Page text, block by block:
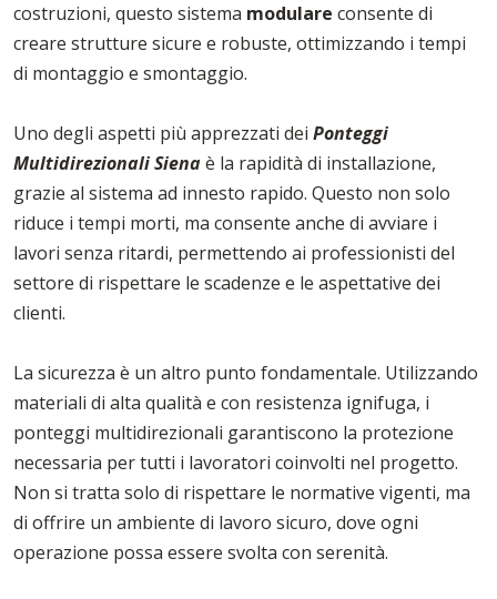
costruzioni, questo sistema modulare consente di
creare strutture sicure e robuste, ottimizzando i tempi
di montaggio e smontaggio.
Uno degli aspetti più apprezzati dei Ponteggi
Multidirezionali Sienaè la rapidità di installazione,
grazie al sistema ad innesto rapido. Questo non solo
riduce i tempi morti, ma consente anche di avviare i
lavori senza ritardi, permettendo ai professionisti del
settore di rispettare le scadenze e le aspettative dei
clienti.
La sicurezza è un altro punto fondamentale. Utilizzando
materiali di alta qualità e con resistenza ignifuga, i
ponteggi multidirezionali garantiscono la protezione
necessaria per tutti i lavoratori coinvolti nel progetto.
Non si tratta solo di rispettare le normative vigenti, ma
di offrire un ambiente di lavoro sicuro, dove ogni
operazione possa essere svolta con serenità.